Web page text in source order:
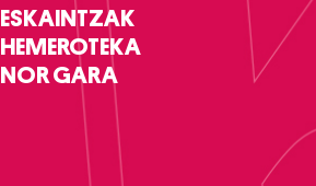
ESKAINTZAK
HEMEROTEKA
NOR GARA